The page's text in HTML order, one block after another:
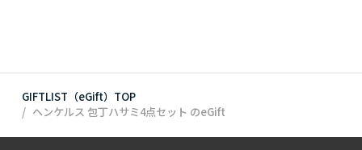
GIFTLIST（eGift）TOP
ヘンケルス 包丁ハサミ4点セット のeGift